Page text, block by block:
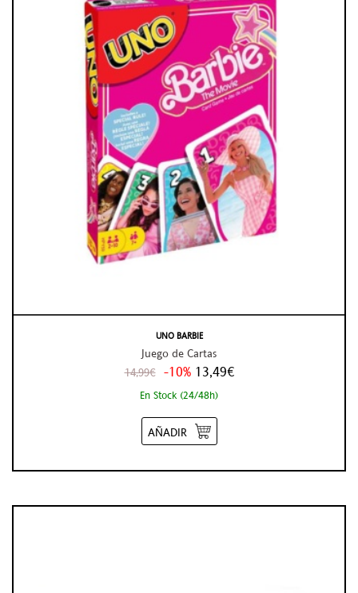
UNO BARBIE
Juego de Cartas
14,99€ -10% 13,49€
En Stock (24/48h)
AÑADIR